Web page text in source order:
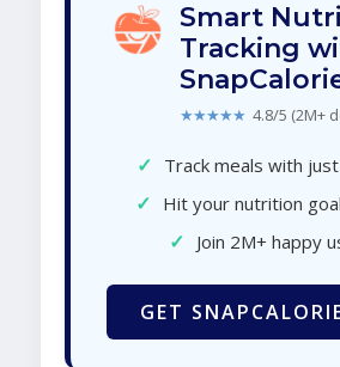
Smart
Tracking
★★★★★ 4.8/5 (2M+
✓ Track meals with
✓ Hit your nutrition
✓ Join 2M+ happy
GET